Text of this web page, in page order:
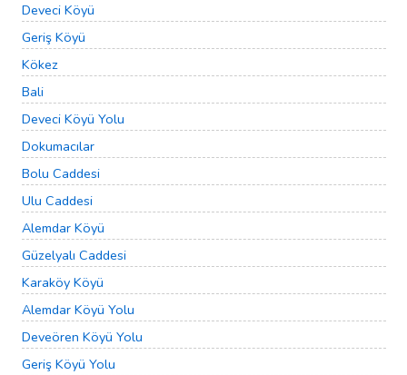
Deveci Köyü
Geriş Köyü
Kökez
Bali
Deveci Köyü Yolu
Dokumacılar
Bolu Caddesi
Ulu Caddesi
Alemdar Köyü
Güzelyalı Caddesi
Karaköy Köyü
Alemdar Köyü Yolu
Deveören Köyü Yolu
Geriş Köyü Yolu